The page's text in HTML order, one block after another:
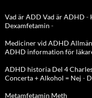
Vad är ADD Vad är ADHD -
Dexamfetamin -
Mediciner vid ADHD
ADHD information för
ADHD historia Del 4
Concerta + Alkohol = Nej -
Metamfetamin Meth